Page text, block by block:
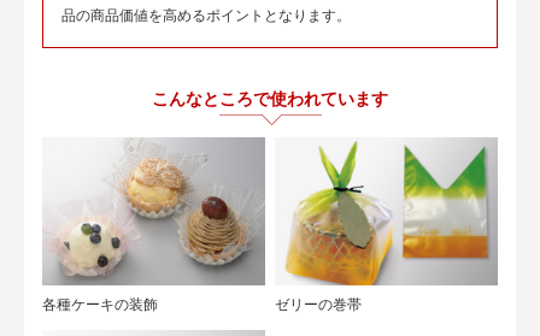
品の商品価値を高めるポイントとなります。
こんなところで使われています
各種ケーキの装飾 ゼリーの巻帯